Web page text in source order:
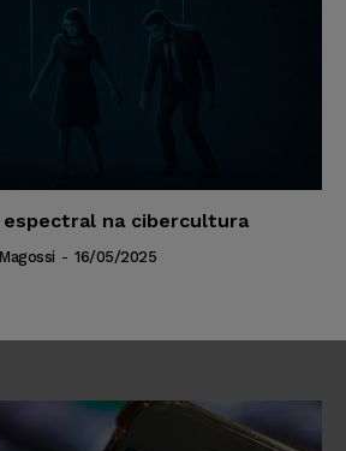
na cibercultura
- 16/05/2025